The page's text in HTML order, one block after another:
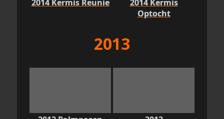
2014 Kermis Reunie
2014 Kermis
Optocht
2013